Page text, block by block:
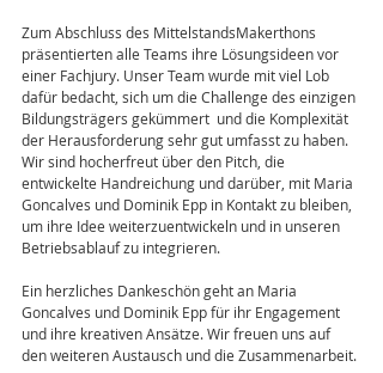
Zum Abschluss des MittelstandsMakerthons
präsentierten alle Teams ihre Lösungsideen vor
einer Fachjury. Unser Team wurde mit viel Lob
dafür bedacht, sich um die Challenge des einzigen
Bildungsträgers gekümmert  und die Komplexität
der Herausforderung sehr gut umfasst zu haben.
Wir sind hocherfreut über den Pitch, die
entwickelte Handreichung und darüber, mit Maria
Goncalves und Dominik Epp in Kontakt zu bleiben,
um ihre Idee weiterzuentwickeln und in unseren
Betriebsablauf zu integrieren.
Ein herzliches Dankeschön geht an Maria
Goncalves und Dominik Epp für ihr Engagement
und ihre kreativen Ansätze. Wir freuen uns auf
den weiteren Austausch und die Zusammenarbeit.